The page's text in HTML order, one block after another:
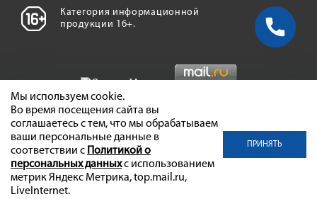
Категория информационной
продукции 16+.
Мы используем cookie.
Во время посещения сайта вы
соглашаетесь с тем, что мы обрабатываем
ваши персональные данные в
соответствии с Политикой о
персональных данныхс использованием
метрик Яндекс Метрика, top.mail.ru,
LiveInternet.
ПРИНЯТЬ